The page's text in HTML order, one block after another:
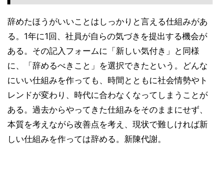
辞めたほうがいいことはしっかりと言える仕組みがあ
る。1年に1回、社員が自らの気づきを提出する機会が
ある。その記入フォームに「新しい気付き」と同様
に、「辞めるべきこと」を選択できたという。どんな
にいい仕組みを作っても、時間とともに社会情勢やト
レンドが変わり、時代に合わなくなってしまうことが
ある。過去からやってきた仕組みをそのままにせず、
本質を考えながら改善点を考え、現状で難しければ新
しい仕組みを作っては辞める。新陳代謝。